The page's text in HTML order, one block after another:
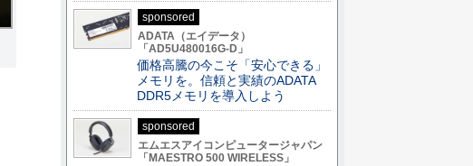
sponsored
ADATA（エイデータ）
「AD5U480016G-D」
価格高騰の今こそ「安心できる」
メモリを。信頼と実績のADATA
DDR5メモリを導入しよう
sponsored
エムエスアイコンピュータージャパン
「MAESTRO 500 WIRELESS」